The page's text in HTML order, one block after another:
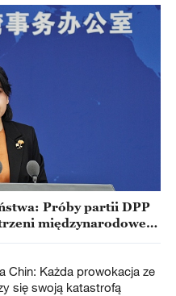
Próby partii DPP
międzynarodowej"
Chin: Każda prowokacja ze
się swoją katastrofą